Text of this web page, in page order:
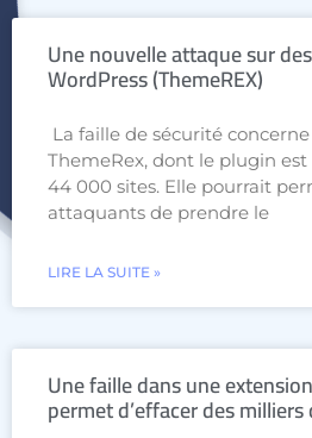
Une nouvelle attaque sur
WordPress (ThemeREX)
La faille de sécurité
ThemeRex, dont le plugin
44 000 sites. Elle pourrait
attaquants de prendre le
LIRE LA SUITE »
Une faille dans une
permet d’effacer des